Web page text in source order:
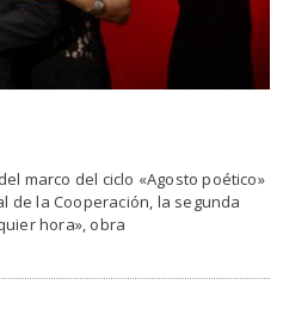
marco del ciclo «Agosto poético»
de la Cooperación, la segunda
hora», obra